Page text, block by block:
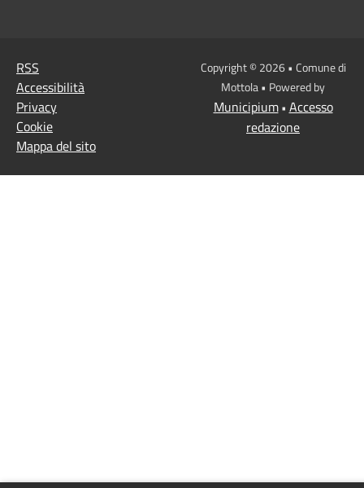
RSS
Accessibilità
Privacy
Cookie
Mappa del sito
Copyright © 2026 • Comune di
Mottola • Powered by
Municipium• Accesso
redazione